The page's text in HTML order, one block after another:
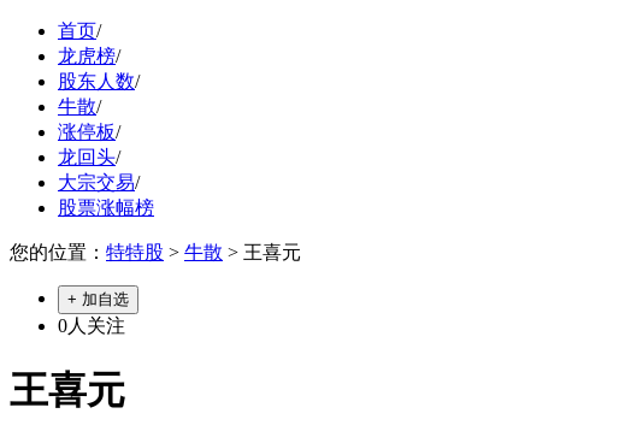
首页/
龙虎榜/
股东人数/
牛散/
涨停板/
龙回头/
大宗交易/
股票涨幅榜
您的位置： 特特股 > 牛散 > 王喜元
+ 加自选
0人关注
王喜元